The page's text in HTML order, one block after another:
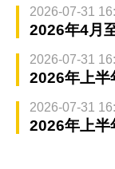
2026-07-31
2026年4月
2026-07-31
2026年上半
2026-07-31
2026年上半